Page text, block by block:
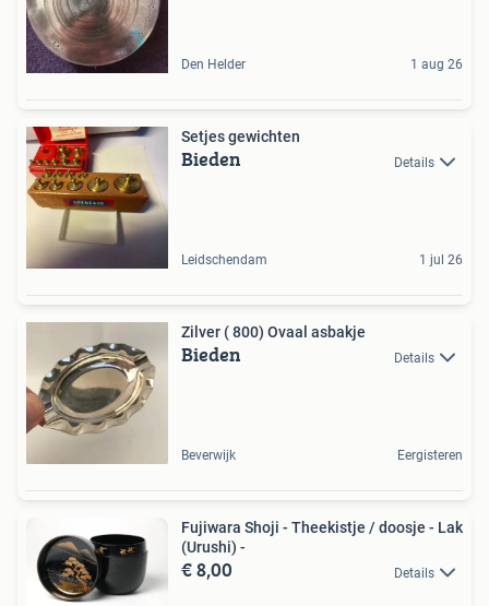
Den Helder 1 aug 26
Setjes gewichten
Bieden Details
Leidschendam 1 jul 26
Zilver ( 800) Ovaal asbakje
Bieden Details
Beverwijk Eergisteren
Fujiwara Shoji - Theekistje / doosje - Lak
(Urushi) -
€ 8,00 Details